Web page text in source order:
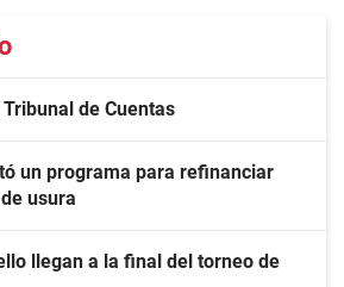
de Cuentas
un programa para refinanciar
usura
llegan a la final del torneo de